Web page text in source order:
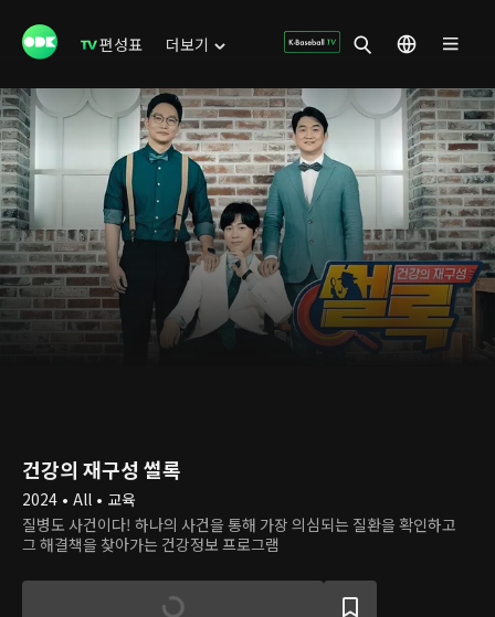
편성표 더보기
건강의 재구성 썰록
2024 • All • 교육
질병도 사건이다! 하나의 사건을 통해 가장 의심되는 질환을 확인하고
그 해결책을 찾아가는 건강정보 프로그램